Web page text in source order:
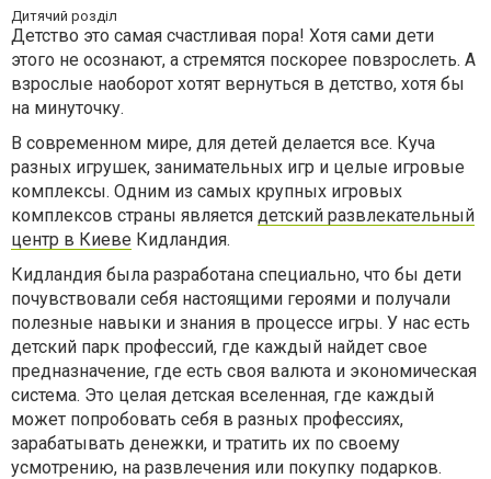
Дитячий розділ
Детство это самая счастливая пора! Хотя сами дети
этого не осознают, а стремятся поскорее повзрослеть. А
взрослые наоборот хотят вернуться в детство, хотя бы
на минуточку.
В современном мире, для детей делается все. Куча
разных игрушек, занимательных игр и целые игровые
комплексы. Одним из самых крупных игровых
комплексов страны является детский развлекательный
центр в Киеве Кидландия.
Кидландия была разработана специально, что бы дети
почувствовали себя настоящими героями и получали
полезные навыки и знания в процессе игры. У нас есть
детский парк профессий, где каждый найдет свое
предназначение, где есть своя валюта и экономическая
система. Это целая детская вселенная, где каждый
может попробовать себя в разных профессиях,
зарабатывать денежки, и тратить их по своему
усмотрению, на развлечения или покупку подарков.